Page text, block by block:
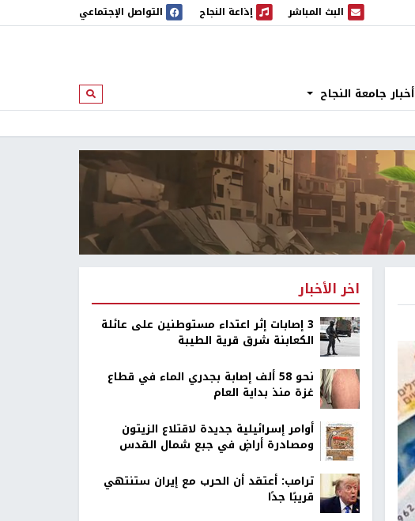
البث المباشر
البث المباشر إذاعة النجاح
إذاعة النجاح التواصل الإجتماعي
أخبار جامعة النجاح ابحث
اخر الأخبار
‏3 إصابات إثر اعتداء مستوطنين على عائلة
الكعابنة شرق قرية الطيبة
نحو 58 ألف إصابة بجدري الماء في قطاع
غزة منذ بداية العام
أوامر إسرائيلية جديدة لاقتلاع الزيتون
ومصادرة أراضٍ في جبع شمال القدس
ترامب: أعتقد أن الحرب مع إيران ستنتهي
قريبًا جدًا